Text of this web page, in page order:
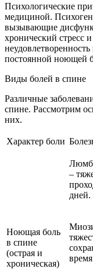
Психологические
медициной.
вызывающие
хронический стресс
постоянной ноющей
Виды болей в спине
Различные
спине. Рассмотрим
них.
Характер боли
Ноющая боль
в спине
(острая и
хроническая)
–
дней.